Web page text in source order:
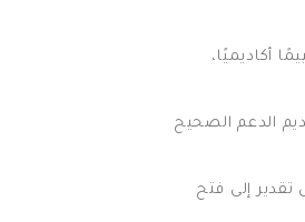
أكاديميًا،
الدعم الصحيح
تقدير إلى فتح